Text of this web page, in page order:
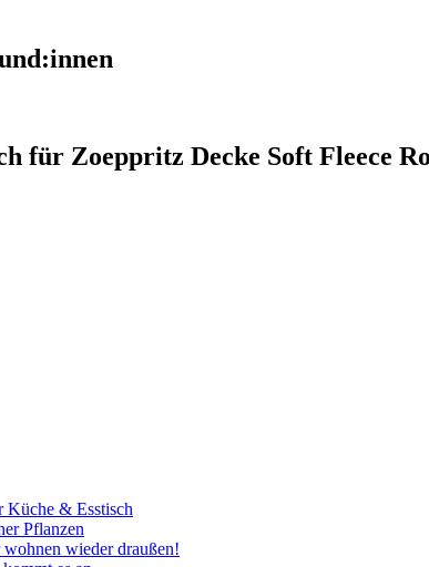
für Zoeppritz Decke Soft Fleece
& Esstisch
Pflanzen
wieder draußen!